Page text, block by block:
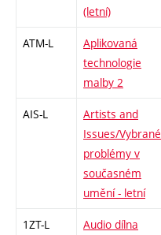
(letní)
ATM-L
Aplikovaná
technologie
malby 2
AIS-L
Artists and
Issues/Vybrané
problémy v
současném
umění - letní
1ZT-L Audio dílna